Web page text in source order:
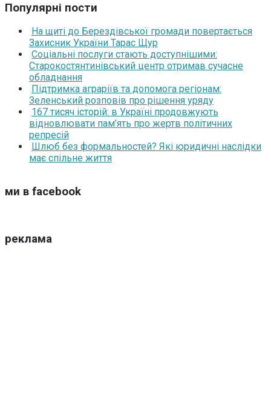
Популярні пости
На щиті до Берездівської громади повертається
Захисник України Тарас Щур
Соціальні послуги стають доступнішими:
Старокостянтинівський центр отримав сучасне
обладнання
Підтримка аграріїв та допомога регіонам:
Зеленський розповів про рішення уряду
167 тисяч історій: в Україні продовжують
відновлювати пам’ять про жертв політичних
репресій
Шлюб без формальностей? Які юридичні наслідки
має спільне життя
ми в facebook
реклама